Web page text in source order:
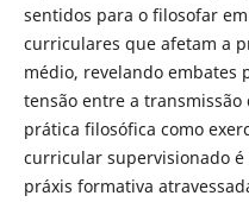
sentidos para o filosofar
curriculares que afetam a
médio, revelando embates
tensão entre a transmissão
prática filosófica como
curricular supervisionado
práxis formativa